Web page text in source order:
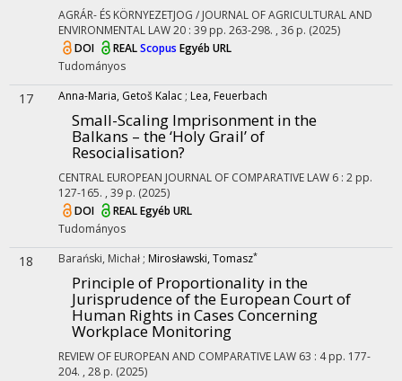
AGRÁR- ÉS KÖRNYEZETJOG / JOURNAL OF AGRICULTURAL AND
ENVIRONMENTAL LAW20 : 39 pp. 263-298. , 36 p. (2025)
DOI
REALScopus Egyéb URL
Tudományos
17 Anna-Maria, Getoš Kalac ; Lea, Feuerbach
Small-Scaling Imprisonment in the
Balkans – the ‘Holy Grail’ of
Resocialisation?
CENTRAL EUROPEAN JOURNAL OF COMPARATIVE LAW 6 : 2 pp.
127-165. , 39 p. (2025)
DOI
REALEgyéb URL
Tudományos
18 Barański, Michał ; Mirosławski, Tomasz*
Principle of Proportionality in the
Jurisprudence of the European Court of
Human Rights in Cases Concerning
Workplace Monitoring
REVIEW OF EUROPEAN AND COMPARATIVE LAW 63 : 4 pp. 177-
204. , 28 p. (2025)